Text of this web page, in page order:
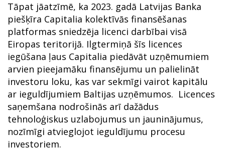
Tāpat jāatzīmē, ka 2023. gadā Latvijas Banka
piešķīra Capitalia kolektīvās finansēšanas
platformas sniedzēja licenci darbībai visā
Eiropas teritorijā. Ilgtermiņā šīs licences
iegūšana ļaus Capitalia piedāvāt uzņēmumiem
arvien pieejamāku finansējumu un palielināt
investoru loku, kas var sekmīgi vairot kapitālu
ar ieguldījumiem Baltijas uzņēmumos. Licences
saņemšana nodrošinās arī dažādus
tehnoloģiskus uzlabojumus un jauninājumus,
nozīmīgi atvieglojot ieguldījumu procesu
investoriem.